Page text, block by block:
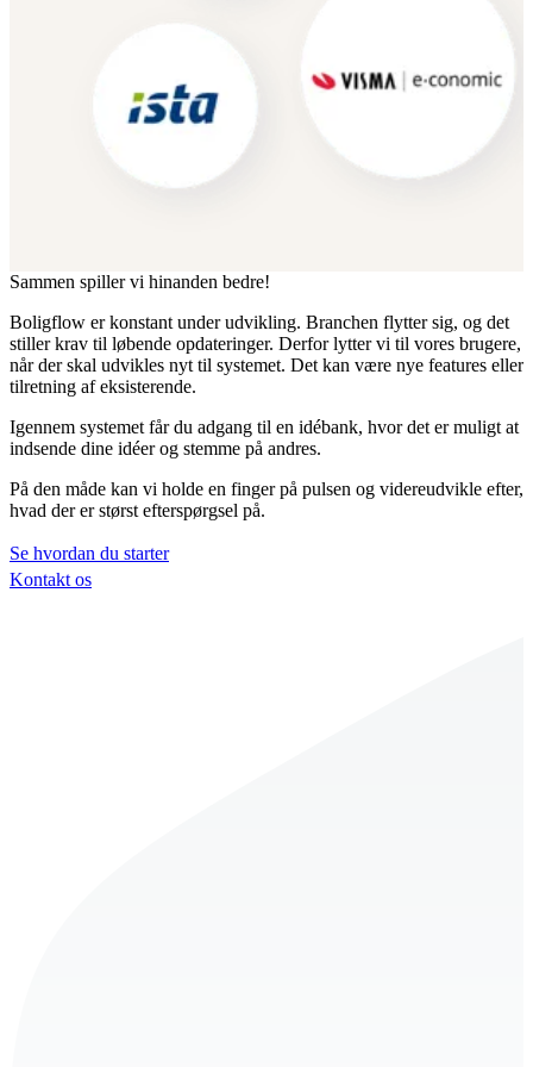
Sammen spiller vi hinanden bedre!
Boligflow er konstant under udvikling. Branchen flytter sig, og det
stiller krav til løbende opdateringer. Derfor lytter vi til vores brugere,
når der skal udvikles nyt til systemet. Det kan være nye features eller
tilretning af eksisterende.
Igennem systemet får du adgang til en idébank, hvor det er muligt at
indsende dine idéer og stemme på andres.
På den måde kan vi holde en finger på pulsen og videreudvikle efter,
hvad der er størst efterspørgsel på.
Se hvordan du starter
Kontakt os